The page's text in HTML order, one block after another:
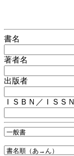
書名
著者名
出版者
ＩＳＢＮ／ＩＳＳＮ